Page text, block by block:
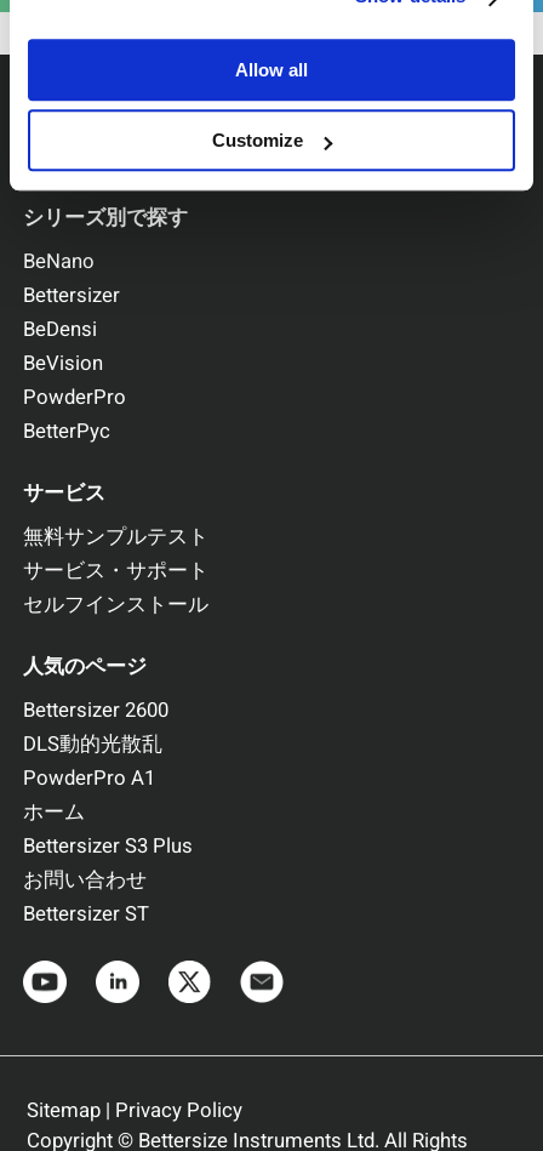
Allow all
Customize
シリーズ別で探す
BeNano
Bettersizer
BeDensi
BeVision
PowderPro
BetterPyc
サービス
無料サンプルテスト
サービス・サポート
セルフインストール
人気のページ
Bettersizer 2600
DLS動的光散乱
PowderPro A1
ホーム
Bettersizer S3 Plus
お問い合わせ
Bettersizer ST
Sitemap| Privacy Policy
Copyright © Bettersize Instruments Ltd. All Rights